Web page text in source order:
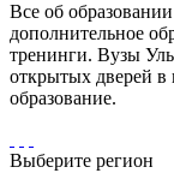
Все об
дополнительное
тренинги. Вузы
открытых дверей в
образование.
Выберите регион